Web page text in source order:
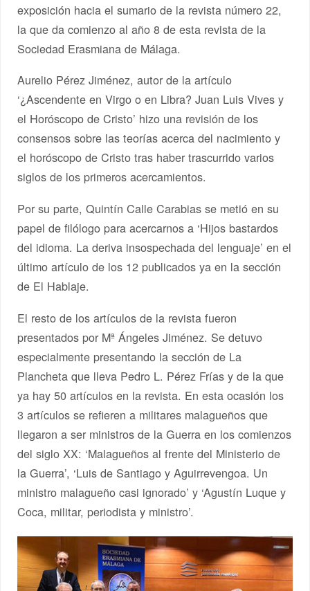
exposición hacia el sumario de la revista número 22,
la que da comienzo al año 8 de esta revista de la
Sociedad Erasmiana de Málaga.
Aurelio Pérez Jiménez, autor de la artículo
‘¿Ascendente en Virgo o en Libra? Juan Luis Vives y
el Horóscopo de Cristo’ hizo una revisión de los
consensos sobre las teorías acerca del nacimiento y
el horóscopo de Cristo tras haber trascurrido varios
siglos de los primeros acercamientos.
Por su parte, Quintín Calle Carabias se metió en su
papel de filólogo para acercarnos a ‘Hijos bastardos
del idioma. La deriva insospechada del lenguaje’ en el
último artículo de los 12 publicados ya en la sección
de El Hablaje.
El resto de los artículos de la revista fueron
presentados por Mª Ángeles Jiménez. Se detuvo
especialmente presentando la sección de La
Plancheta que lleva Pedro L. Pérez Frías y de la que
ya hay 50 artículos en la revista. En esta ocasión los
3 artículos se refieren a militares malagueños que
llegaron a ser ministros de la Guerra en los comienzos
del siglo XX: ‘Malagueños al frente del Ministerio de
la Guerra’, ‘Luis de Santiago y Aguirrevengoa. Un
ministro malagueño casi ignorado’ y ‘Agustín Luque y
Coca, militar, periodista y ministro’.